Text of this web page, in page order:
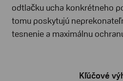
odtlačku ucha konkrétneho
tomu poskytujú
tesnenie a maximálnu
Kľúčové